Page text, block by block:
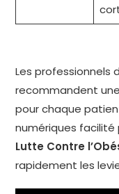
Les professionnels
recommandent
pour chaque
numériques
Lutte Contre
rapidement les